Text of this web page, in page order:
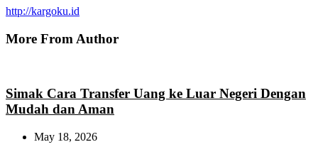
http://kargoku.id
More From Author
Simak Cara Transfer Uang ke Luar Negeri Dengan
Mudah dan Aman
May 18, 2026